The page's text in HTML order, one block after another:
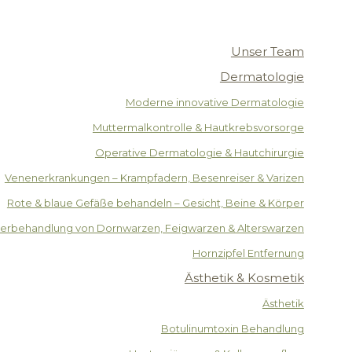
Unser Team
Dermatologie
Moderne innovative Dermatologie
Muttermalkontrolle & Hautkrebsvorsorge
Operative Dermatologie & Hautchirurgie
Venenerkrankungen – Krampfadern, Besenreiser & Varizen
Rote & blaue Gefäße behandeln – Gesicht, Beine & Körper
von Dornwarzen, Feigwarzen & Alterswarzen
Hornzipfel Entfernung
Ästhetik & Kosmetik
Ästhetik
Botulinumtoxin Behandlung